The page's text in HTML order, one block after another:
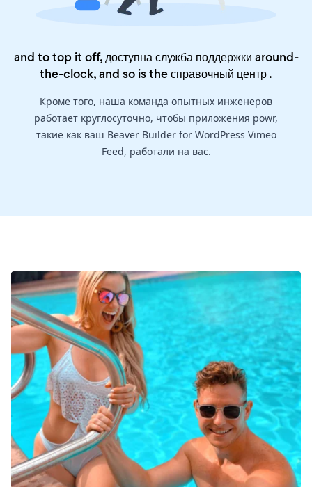
and to top it off, доступна служба поддержки around-
the-clock, and so is theсправочный центр.
Кроме того, наша команда опытных инженеров
работает круглосуточно, чтобы приложения powr,
такие как ваш Beaver Builder for WordPress Vimeo
Feed, работали на вас.